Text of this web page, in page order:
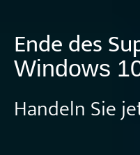
Ende des
Windows
Handeln Sie